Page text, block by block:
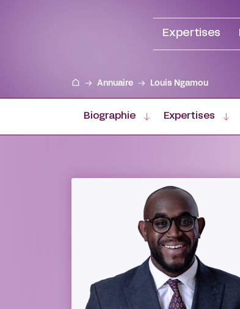
Expertises
Annuaire Louis Ngamou
Biographie Expertises